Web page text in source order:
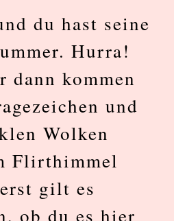
du hast seine
Hurra!
kommen
und
Wolken
Flirthimmel
gilt es
ob du es hier